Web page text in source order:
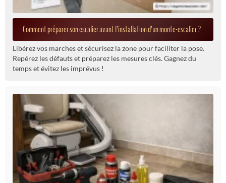
Comment préparer son escalier avant l’installation d’un monte-escalier ?
Libérez vos marches et sécurisez la zone pour faciliter la pose.
Repérez les défauts et préparez les mesures clés. Gagnez du
temps et évitez les imprévus !